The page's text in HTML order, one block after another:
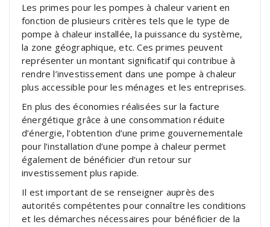
Les primes pour les pompes à chaleur varient en
fonction de plusieurs critères tels que le type de
pompe à chaleur installée, la puissance du système,
la zone géographique, etc. Ces primes peuvent
représenter un montant significatif qui contribue à
rendre l’investissement dans une pompe à chaleur
plus accessible pour les ménages et les entreprises.
En plus des économies réalisées sur la facture
énergétique grâce à une consommation réduite
d’énergie, l’obtention d’une prime gouvernementale
pour l’installation d’une pompe à chaleur permet
également de bénéficier d’un retour sur
investissement plus rapide.
Il est important de se renseigner auprès des
autorités compétentes pour connaître les conditions
et les démarches nécessaires pour bénéficier de la